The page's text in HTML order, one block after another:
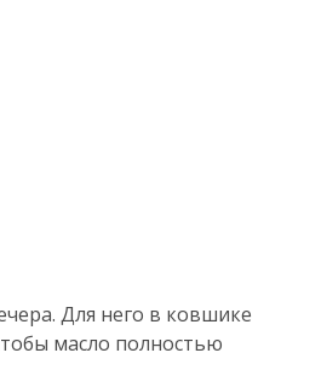
Для него в ковшике
масло полностью